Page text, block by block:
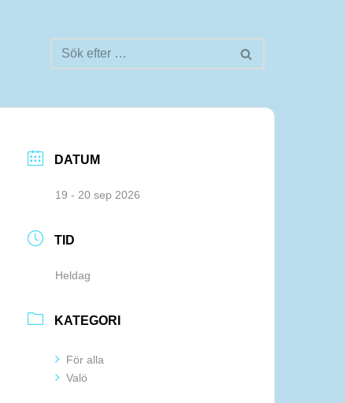
DATUM
19 - 20 sep 2026
TID
Heldag
KATEGORI
För alla
Valö